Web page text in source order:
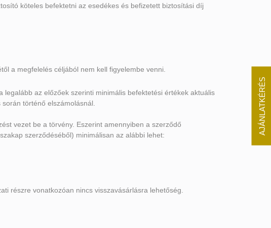
AJÁNLATKÉRÉS
köteles befektetni az esedékes és befizetett biztosítási díj
a megfelelés céljából nem kell figyelembe venni.
az előzőek szerinti minimális befektetési értékek aktuális
történő elszámolásnál.
vezet be a törvény. Eszerint amennyiben a szerződő
szerződéséből) minimálisan az alábbi lehet:
részre vonatkozóan nincs visszavásárlásra lehetőség.